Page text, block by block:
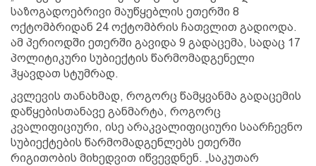
საზოგადოებრივი მაუწყებლის ეთერში 8
ოქტომბრიდან 24 ოქტომბრის ჩათვლით გადიოდა.
ამ პერიოდში ეთერში გავიდა 9 გადაცემა, სადაც 17
პოლიტიკური სუბიექტის წარმომადგენელი
ჰყავდათ სტუმრად.
კვლევის თანახმად, როგორც წამყვანმა გადაცემის
დაწყებისთანავე განმარტა, როგორც
კვალიფიციური, ისე არაკვალიფიციური საარჩევნო
სუბიექტების წარმომადგენლებს ეთერში
რიგითობის მიხედვით იწვევდნენ. „საკუთარ